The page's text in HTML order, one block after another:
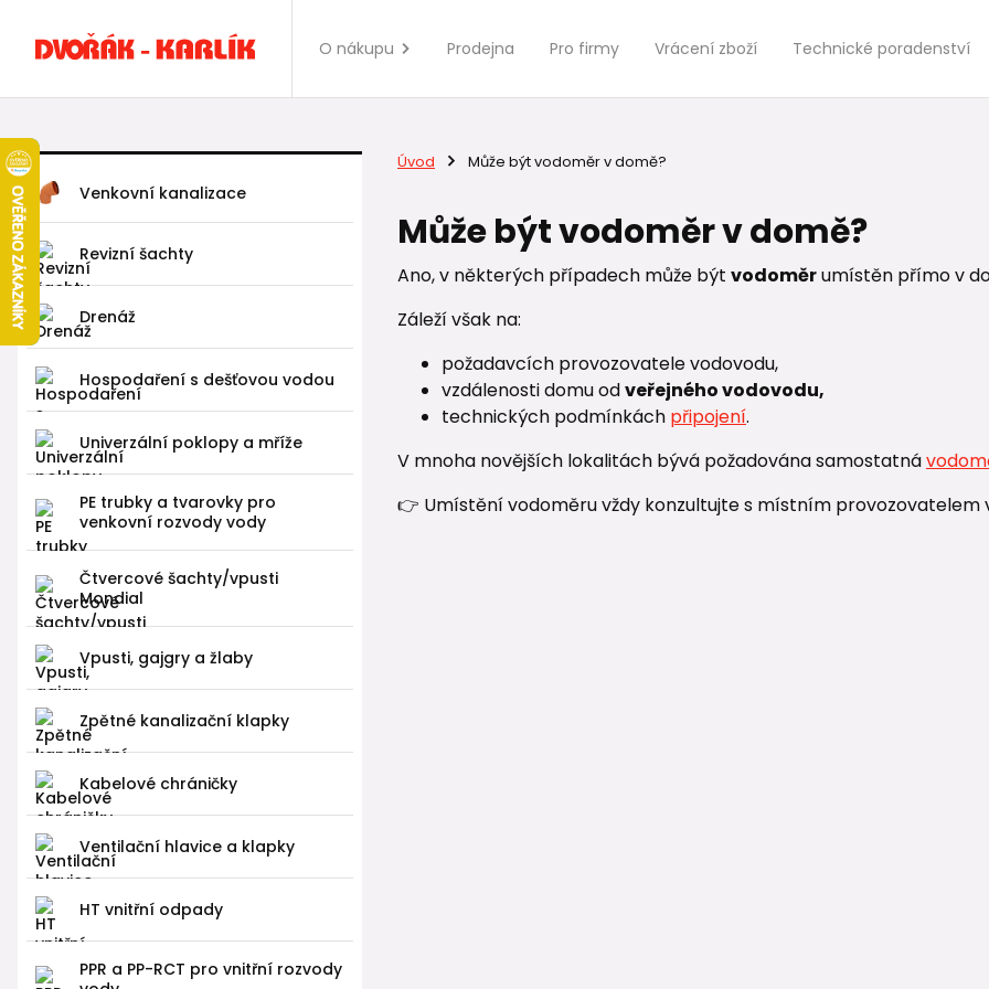
O nákupu Prodejna Pro firmy Vrácení zboží Technické poradenství
Venkovní kanalizace
Revizní šachty
Drenáž
Hospodaření s dešťovou vodou
Univerzální poklopy a mříže
PE trubky a tvarovky pro
venkovní rozvody vody
Čtvercové šachty/vpusti
Mondial
Vpusti, gajgry a žlaby
Zpětné kanalizační klapky
Kabelové chráničky
Ventilační hlavice a klapky
HT vnitřní odpady
PPR a PP-RCT pro vnitřní rozvody
Úvod Může být vodoměr v domě?
Může být vodoměr v domě?
Ano, v některých případech může být vodoměrumístěn přímo v
Záleží však na:
požadavcích provozovatele vodovodu,
vzdálenosti domu odveřejného vodovodu,
technických podmínkách připojení.
V mnoha novějších lokalitách bývá požadována samostatná
👉 Umístění vodoměru vždy konzultujte s místním provozovatelem